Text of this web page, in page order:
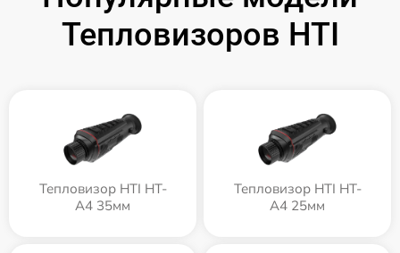
Тепловизоров HTI
Тепловизор HTI HT-
A4 35мм
Тепловизор HTI HT-
A4 25мм